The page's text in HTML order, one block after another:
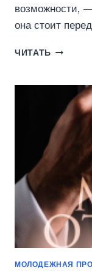
возможности,
она стоит
ЧИТАТЬ В
ВЛАСТИ
ОРЛОВА)
МОЛОДЕЖНАЯ